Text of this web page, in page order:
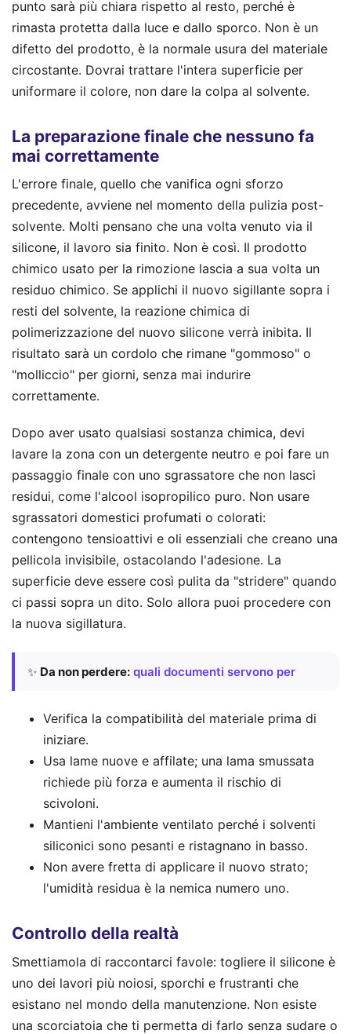
punto sarà più chiara rispetto al resto, perché è
rimasta protetta dalla luce e dallo sporco. Non è un
difetto del prodotto, è la normale usura del materiale
circostante. Dovrai trattare l'intera superficie per
uniformare il colore, non dare la colpa al solvente.
La preparazione finale che nessuno fa
mai correttamente
L'errore finale, quello che vanifica ogni sforzo
precedente, avviene nel momento della pulizia post-
solvente. Molti pensano che una volta venuto via il
silicone, il lavoro sia finito. Non è così. Il prodotto
chimico usato per la rimozione lascia a sua volta un
residuo chimico. Se applichi il nuovo sigillante sopra i
resti del solvente, la reazione chimica di
polimerizzazione del nuovo silicone verrà inibita. Il
risultato sarà un cordolo che rimane "gommoso" o
"molliccio" per giorni, senza mai indurire
correttamente.
Dopo aver usato qualsiasi sostanza chimica, devi
lavare la zona con un detergente neutro e poi fare un
passaggio finale con uno sgrassatore che non lasci
residui, come l'alcool isopropilico puro. Non usare
sgrassatori domestici profumati o colorati:
contengono tensioattivi e oli essenziali che creano una
pellicola invisibile, ostacolando l'adesione. La
superficie deve essere così pulita da "stridere" quando
ci passi sopra un dito. Solo allora puoi procedere con
la nuova sigillatura.
✨ Da non perdere: quali documenti servono per
Verifica la compatibilità del materiale prima di
iniziare.
Usa lame nuove e affilate; una lama smussata
richiede più forza e aumenta il rischio di
scivoloni.
Mantieni l'ambiente ventilato perché i solventi
siliconici sono pesanti e ristagnano in basso.
Non avere fretta di applicare il nuovo strato;
l'umidità residua è la nemica numero uno.
Controllo della realtà
Smettiamola di raccontarci favole: togliere il silicone è
uno dei lavori più noiosi, sporchi e frustranti che
esistano nel mondo della manutenzione. Non esiste
una scorciatoia che ti permetta di farlo senza sudare o